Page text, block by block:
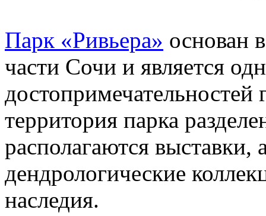
Парк «Ривьера» основан
части Сочи и является
территория парка
располагаются выставки,
дендрологические
наследия.